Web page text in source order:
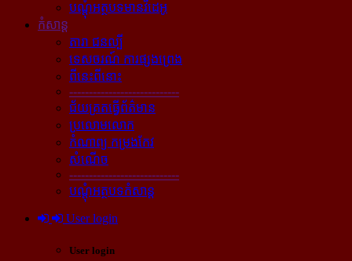
បណ្ដុំអត្ថបទមានវីដេអូ
កំសាន្ដ
តារា ជនល្បី
ទេសចរណ៍ ការផ្សងព្រេង
ពីនេះពីនោះ
----------------------------
ជ័យគ្រតធ្វើព័ត៌មាន
ប្រលោមលោក
កំណាព្យ កម្រងកែវ
សំណើច
----------------------------
បណ្ដុំអត្ថបទកំសាន្ដ
User login
User login